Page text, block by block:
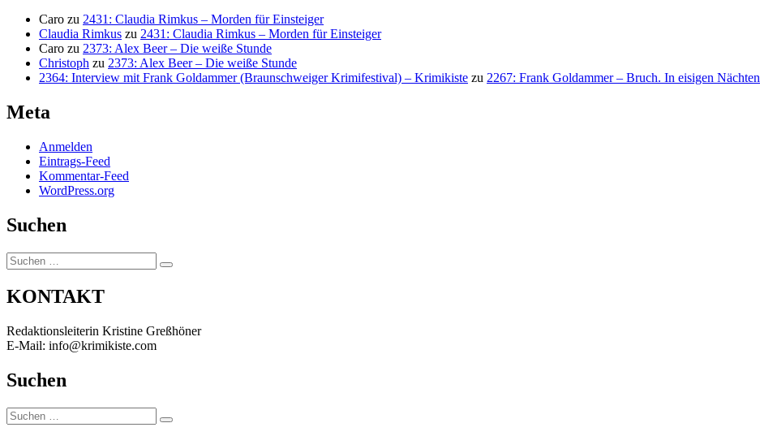
Caro zu 2431: Claudia Rimkus – Morden für Einsteiger
Claudia Rimkus zu 2431: Claudia Rimkus – Morden für Einsteiger
Caro zu 2373: Alex Beer – Die weiße Stunde
Christoph zu 2373: Alex Beer – Die weiße Stunde
2364: Interview mit Frank Goldammer (Braunschweiger Krimifestival) – Krimikiste zu 2267: Frank Goldammer – Bruch. In eisigen Nächten
Meta
Anmelden
Eintrags-Feed
Kommentar-Feed
WordPress.org
Suchen
Suchen
nach:
Suchen
KONTAKT
Redaktionsleiterin Kristine Greßhöner
E-Mail: info@krimikiste.com
Suchen
Suchen
nach:
Suchen